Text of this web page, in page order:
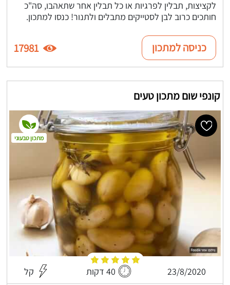
לקציצות, תבלין לפרגיות או כל תבלין אחר שתאהבו, סה"כ
חותכים כרוב לבן לסטייקים מתבלים ולתנור! כנסו למתכון.
כניסה למתכון 17981
קונפי שום מתכון טעים
23/8/2020 40 דקות קל
מתכון טבעוני